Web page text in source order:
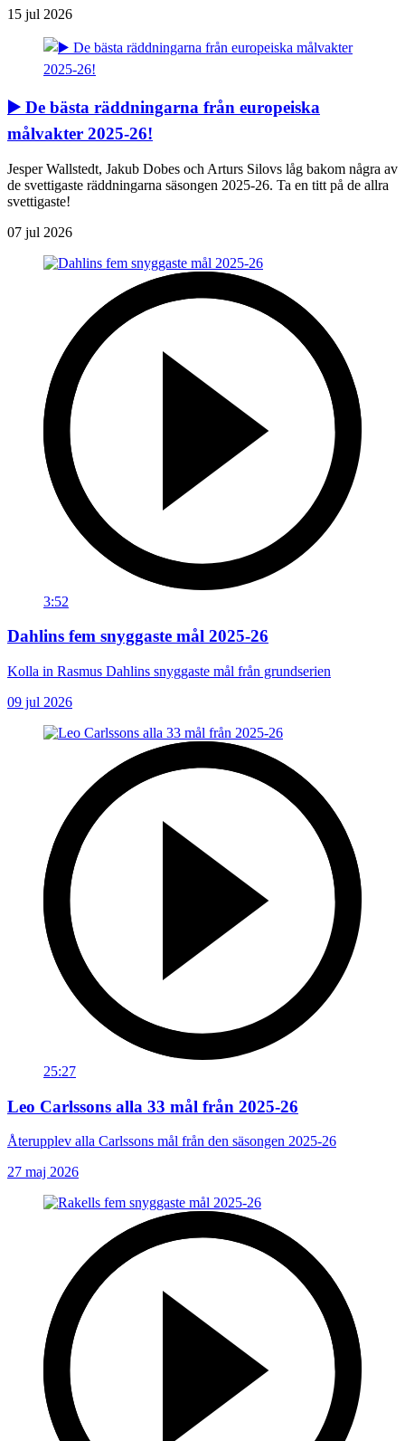
15 jul 2026
▶️ De bästa räddningarna från europeiska
målvakter 2025-26!
Jesper Wallstedt, Jakub Dobes och Arturs Silovs låg bakom några av
de svettigaste räddningarna säsongen 2025-26. Ta en titt på de allra
svettigaste!
07 jul 2026
3:52
Dahlins fem snyggaste mål 2025-26
Kolla in Rasmus Dahlins snyggaste mål från grundserien
09 jul 2026
25:27
Leo Carlssons alla 33 mål från 2025-26
Återupplev alla Carlssons mål från den säsongen 2025-26
27 maj 2026